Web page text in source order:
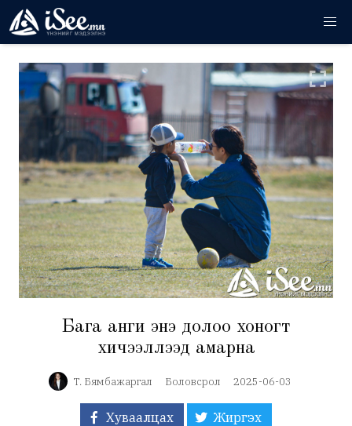
Бага анги энэ долоо хоногт
хичээллээд амарна
Т. Бямбажаргал Боловсрол 2025-06-03
Хуваалцах Жиргэх